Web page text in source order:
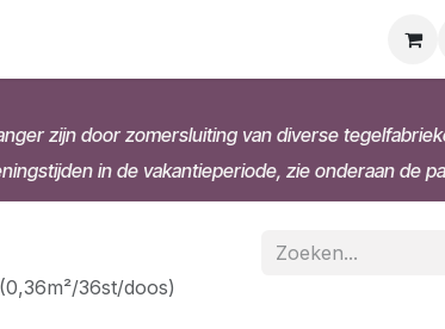
zijn door zomersluiting van diverse
in de vakantieperiode, zie onderaan de
36st/doos)